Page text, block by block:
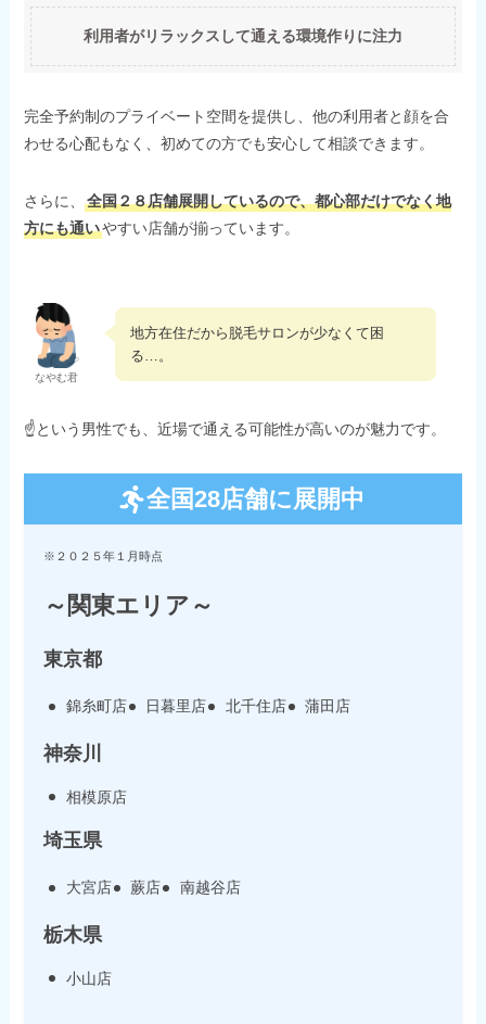
利用者がリラックスして通える環境作りに注力
完全予約制のプライベート空間を提供し、他の利用者と顔を合
わせる心配もなく、初めての方でも安心して相談できます。
さらに、全国２８店舗展開しているので、都心部だけでなく地
方にも通いやすい店舗が揃っています。
なやむ君
地方在住だから脱毛サロンが少なくて困
る…。
☝という男性でも、近場で通える可能性が高いのが魅力です。
全国28店舗に展開中
※２０２５年１月時点
～関東エリア～
東京都
錦糸町店 日暮里店 北千住店 蒲田店
神奈川
相模原店
埼玉県
大宮店 蕨店 南越谷店
栃木県
小山店